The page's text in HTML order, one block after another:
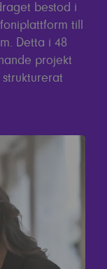
bestod i
till
Detta i 48
projekt